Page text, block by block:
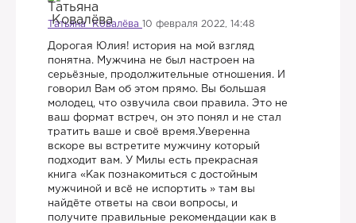
Татьяна Ковалёва 10 февраля 2022, 14:48
Дорогая Юлия! история на мой взгляд
понятна. Мужчина не был настроен на
серьёзные, продолжительные отношения. И
говорил Вам об этом прямо. Вы большая
молодец, что озвучила свои правила. Это не
ваш формат встреч, он это понял и не стал
тратить ваше и своё время.Уверенна
вскоре вы встретите мужчину который
подходит вам. У Милы есть прекрасная
книга «Как познакомиться с достойным
мужчиной и всё не испортить » там вы
найдёте ответы на свои вопросы, и
получите правильные рекомендации как в